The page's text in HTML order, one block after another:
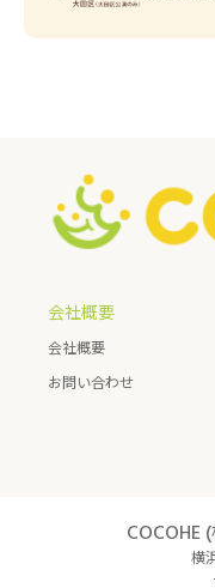
会社概要
会社概要
お問い合わせ
COCOHE
横